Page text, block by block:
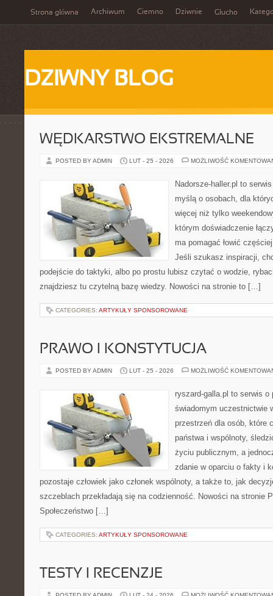
Strona główna Archiwum Ciemno Dziwnie Głucho
DZIWNY BLOG
WĘDKARSTWO EKSTREMALNE
POSTED BY ADMIN LUT - 25 - 2026 MOŻLIWOŚĆ
Nadorsze-haller.pl to
myślą o osobach, dla
więcej niż tylko
którym doświadczenie
ma pomagać łowić
Jeśli szukasz inspiracji,
podejście do taktyki, albo po prostu lubisz czytać o wodzie,
znajdziesz tu czytelną bazę wiedzy. Nowości na stronie to […]
CATEGORIES: ARTYKUŁY SPONSOROWANE
PRAWO I KONSTYTUCJA
POSTED BY ADMIN LUT - 25 - 2026 MOŻLIWOŚĆ
ryszard-galla.pl to serwis
świadomym uczestnictwie
przestrzeń dla osób, które
państwa i wspólnoty,
życiu publicznym, a
zdanie w oparciu o fakty i
pozostaje człowiek jako członek wspólnoty, a także to, jak
szczeblach przekładają się na codzienność. Nowości na stronie
Społeczeństwo […]
CATEGORIES: ARTYKUŁY SPONSOROWANE
TESTY I RECENZJE